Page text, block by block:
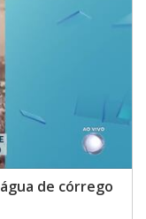
de córrego